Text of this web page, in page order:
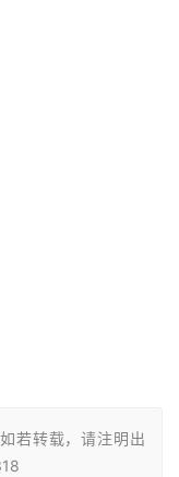
若转载，请注明出